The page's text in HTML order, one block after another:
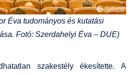
Éva tudományos és kutatási
Fotó: Szerdahelyi Éva – DUE)
szakestély ékesítette. A